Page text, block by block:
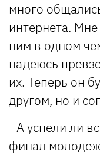
много
интернета.
ним в одном
надеюсь
их. Теперь он
другом, но и
- А успели ли
финал